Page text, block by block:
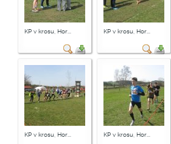
KP v krosu, Hor... KP v krosu, Hor...
KP v krosu, Hor... KP v krosu, Hor...